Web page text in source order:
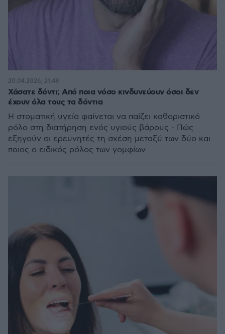
Χάσατε δόντι; Από ποια νόσο κινδυνεύουν όσοι δεν
έχουν όλα τους τα δόντια
Η στοματική υγεία φαίνεται να παίζει καθοριστικό
ρόλο στη διατήρηση ενός υγιούς βάρους - Πώς
εξηγούν οι ερευνητές τη σχέση μεταξύ των δύο και
ποιος ο ειδικός ρόλος των γομφίων
20.04.2026, 21:48